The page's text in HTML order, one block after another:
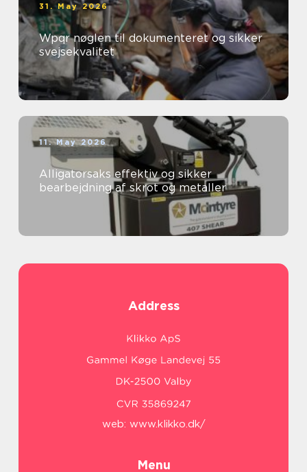
31. May 2026
Wpqr nøglen til dokumenteret og sikker
svejsekvalitet
11. May 2026
Alligatorsaks effektiv og sikker
bearbejdning af skrot og metaller
Address
web: www.klikko.dk/
Menu